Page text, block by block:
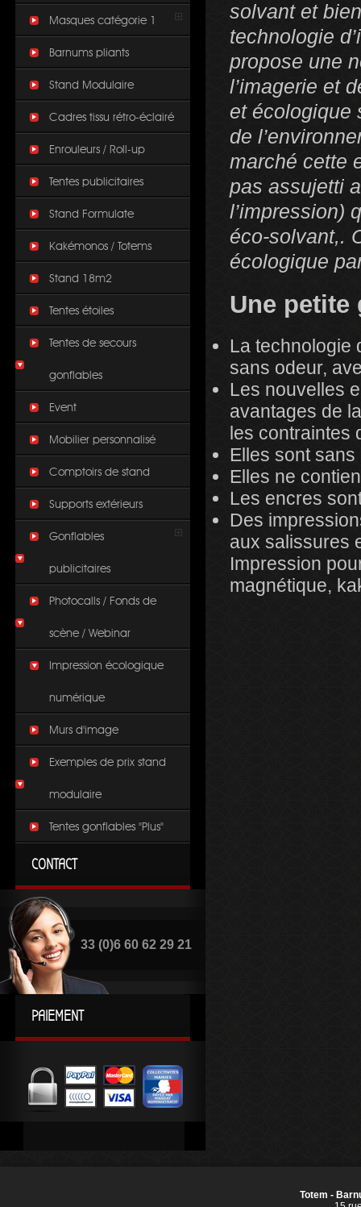
Masques catégorie 1
Barnums pliants
Stand Modulaire
Cadres tissu rétro-éclairé
Enrouleurs / Roll-up
Tentes publicitaires
Stand Formulate
Kakémonos / Totems
Stand 18m2
Tentes étoiles
Tentes de secours
gonflables
Event
Mobilier personnalisé
Comptoirs de stand
Supports extérieurs
Gonflables
publicitaires
Photocalls / Fonds de
scène / Webinar
Impression écologique
numérique
Murs d'image
Exemples de prix stand
modulaire
Tentes gonflables "Plus"
CONTACT
33 (0)6 60 62 29 21
PAIEMENT
solvant et
technologie
propose une
l’imagerie et
et écologique
de
marché cette
pas assujetti
l’impression)
éco-solvant,.
écologique
Une petite
La technologie
sans odeur,
Les nouvelles
avantages de
les contraintes
Elles sont sans
Elles ne
Les encres
Des
aux salissures
Impression
magnétique,
Totem -